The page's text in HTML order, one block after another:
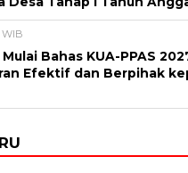
WIB
Bahas KUA-PPAS
Efektif dan Berpihak